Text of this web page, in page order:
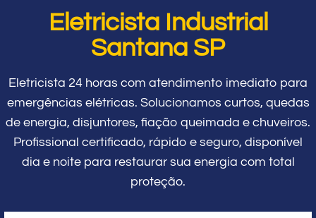
Eletricista Industrial
Santana SP
Eletricista 24 horas com atendimento imediato para
emergências elétricas. Solucionamos curtos, quedas
de energia, disjuntores, fiação queimada e chuveiros.
Profissional certificado, rápido e seguro, disponível
dia e noite para restaurar sua energia com total
proteção.